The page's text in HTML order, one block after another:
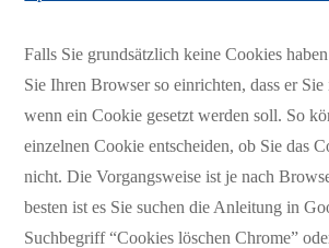
Falls Sie grundsätzlich keine Cookies
Sie Ihren Browser so einrichten, dass er
wenn ein Cookie gesetzt werden soll. So
einzelnen Cookie entscheiden, ob Sie das
nicht. Die Vorgangsweise ist je nach
besten ist es Sie suchen die Anleitung in
Suchbegriff “Cookies löschen Chrome”